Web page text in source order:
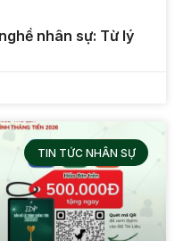
nhân sự: Từ lý
TIN TỨC NHÂN SỰ